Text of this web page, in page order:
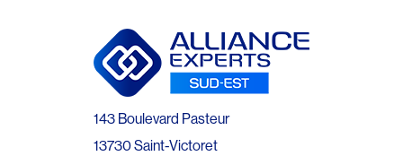
143 Boulevard Pasteur
13730 Saint-Victoret